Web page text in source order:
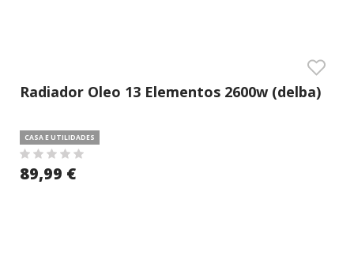
Radiador Oleo 13 Elementos 2600w (delba)
CASA E UTILIDADES
89,99 €